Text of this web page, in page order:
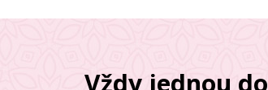
Vždy jednou